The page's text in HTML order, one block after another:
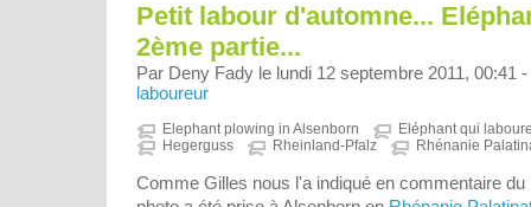
Petit labour d'automne...
2ème partie...
Par Deny Fady le lundi 12 septembre 2011, 00:41 -
laboureur
Elephant plowing in Alsenborn
Eléphant qui
Hegerguss
Rheinland-Pfalz Rhénanie
Comme Gilles nous l'a indiqué en commentaire du